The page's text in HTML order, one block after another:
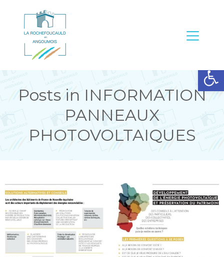
Ouvrir la barre d’outils
Posts in INFORMATION
PANNEAUX
PHOTOVOLTAIQUES